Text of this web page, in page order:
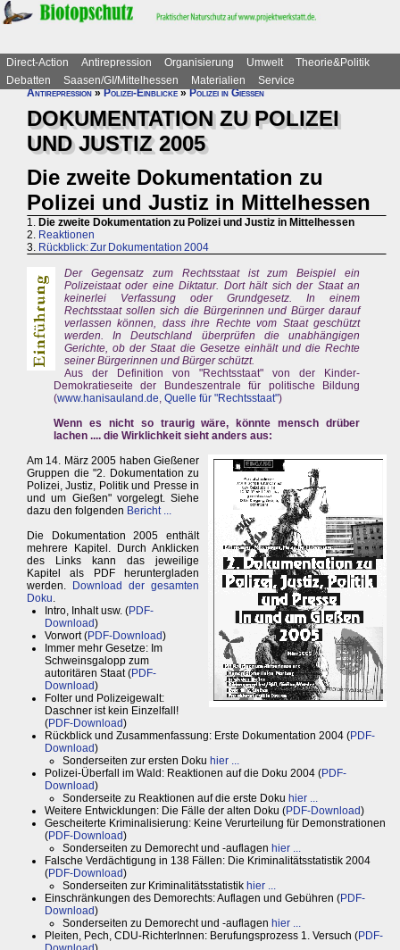
Direct-Action Antirepression Organisierung Umwelt
Theorie&Politik
Debatten
Saasen/GI/Mittelhessen Materialien
Service
Antirepression»Polizei-Einblicke»Polizei in Gießen
DOKUMENTATION ZU POLIZEI
UND JUSTIZ 2005
Die zweite Dokumentation zu
Polizei und Justiz in Mittelhessen
1. Die zweite Dokumentation zu Polizei und Justiz in Mittelhessen
2. Reaktionen
3. Rückblick: Zur Dokumentation 2004
Der Gegensatz zum Rechtsstaat ist zum Beispiel ein
Polizeistaat oder eine Diktatur. Dort hält sich der Staat an
keinerlei Verfassung oder Grundgesetz. In einem
Rechtsstaat sollen sich die Bürgerinnen und Bürger darauf
verlassen können, dass ihre Rechte vom Staat geschützt
werden. In Deutschland überprüfen die unabhängigen
Gerichte, ob der Staat die Gesetze einhält und die Rechte
seiner Bürgerinnen und Bürger schützt.
Aus der Definition von "Rechtsstaat" von der Kinder-
Demokratieseite der Bundeszentrale für politische Bildung
(www.hanisauland.de, Quelle für "Rechtsstaat")
Wenn es nicht so traurig wäre, könnte mensch drüber
lachen .... die Wirklichkeit sieht anders aus:
Am 14. März 2005 haben Gießener
Gruppen die "2. Dokumentation zu
Polizei, Justiz, Politik und Presse in
und um Gießen" vorgelegt. Siehe
dazu den folgenden Bericht ...
Die Dokumentation 2005 enthält
mehrere Kapitel. Durch Anklicken
des Links kann das jeweilige
Kapitel als PDF heruntergladen
werden.
Download der gesamten
Doku.
Intro, Inhalt usw. (PDF-
Download)
Vorwort (PDF-Download)
Immer mehr Gesetze: Im
Schweinsgalopp zum
autoritären Staat (PDF-
Download)
Folter und Polizeigewalt:
Daschner ist kein Einzelfall!
(PDF-Download)
Rückblick und Zusammenfassung: Erste Dokumentation 2004 (PDF-
Download)
Sonderseiten zur ersten Doku hier ...
Polizei-Überfall im Wald: Reaktionen auf die Doku 2004 (PDF-
Download)
Sonderseite zu Reaktionen auf die erste Doku hier ...
Weitere Entwicklungen: Die Fälle der alten Doku (PDF-Download)
Gescheiterte Kriminalisierung: Keine Verurteilung für Demonstrationen
(PDF-Download)
Sonderseiten zu Demorecht und -auflagen hier ...
Falsche Verdächtigung in 138 Fällen: Die Kriminalitätsstatistik 2004
(PDF-Download)
Sonderseiten zur Kriminalitätsstatistik hier ...
Einschränkungen des Demorechts: Auflagen und Gebühren (PDF-
Download)
Sonderseiten zu Demorecht und -auflagen hier ...
Pleiten, Pech, CDU-RichterInnen: Berufungsprozess 1. Versuch (PDF-